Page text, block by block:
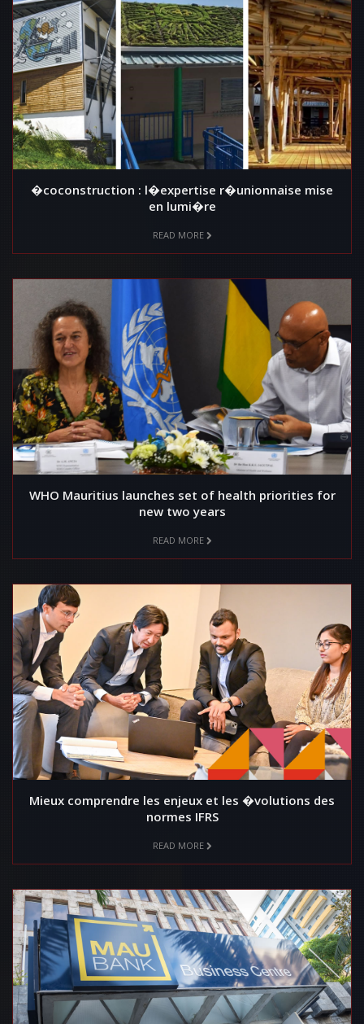
�coconstruction : l�expertise r�unionnaise mise
en lumi�re
READ MORE
WHO Mauritius launches set of health priorities for
new two years
READ MORE
Mieux comprendre les enjeux et les �volutions des
normes IFRS
READ MORE